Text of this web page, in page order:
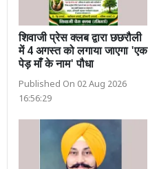
शिवाजी प्रेस क्लब द्वारा छछरौली
में 4 अगस्त को लगाया जाएगा 'एक
पेड़ माँ के नाम' पौधा
Published On 02 Aug 2026
16:56:29